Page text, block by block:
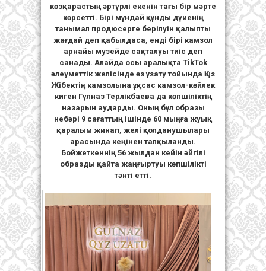
көзқарастың әртүрлі екенін тағы бір мәрте
көрсетті. Бірі мұндай құнды дүиенің
танымал продюсерге берілуін қалыпты
жағдай деп қабылдаса, енді бірі камзол
арнайы музейде сақталуы тиіс деп
санады. Алайда осы аралықта TikTok
әлеуметтік желісінде өз ұзату тойында Қыз
Жібектің камзолына ұқсас камзол-көйлек
киген Гүлназ Терлікбаева да көпшіліктің
назарын аударды. Оның бұл образы
небәрі 9 сағаттың ішінде 60 мыңға жуық
қаралым жинап, желі қолданушылары
арасында кеңінен талқыланды.
Бойжеткеннің 56 жылдан кейін әйгілі
образды қайта жаңғыртуы көпшілікті
тәнті етті.